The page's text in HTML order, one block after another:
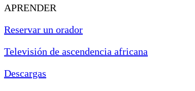
APRENDER
Reservar un orador
Televisión de ascendencia africana
Descargas